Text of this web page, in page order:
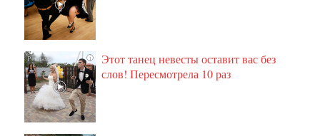
i
Этот танец невесты оставит вас без
слов! Пересмотрела 10 раз